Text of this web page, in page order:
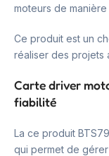
moteurs de
Ce produit est un
réaliser des projets
Carte driver
fiabilité
La ce produit
qui permet de